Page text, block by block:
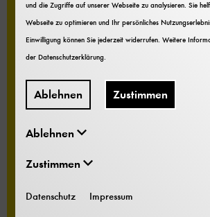
und die Zugriffe auf unserer Webseite zu analysieren. Sie
Webseite zu optimieren und Ihr persönliches
Einwilligung können Sie jederzeit widerrufen. Weitere
derDatenschutzerklärung.
Ablehnen Zustimmen
Ablehnen
Zustimmen
Datenschutz Impressum